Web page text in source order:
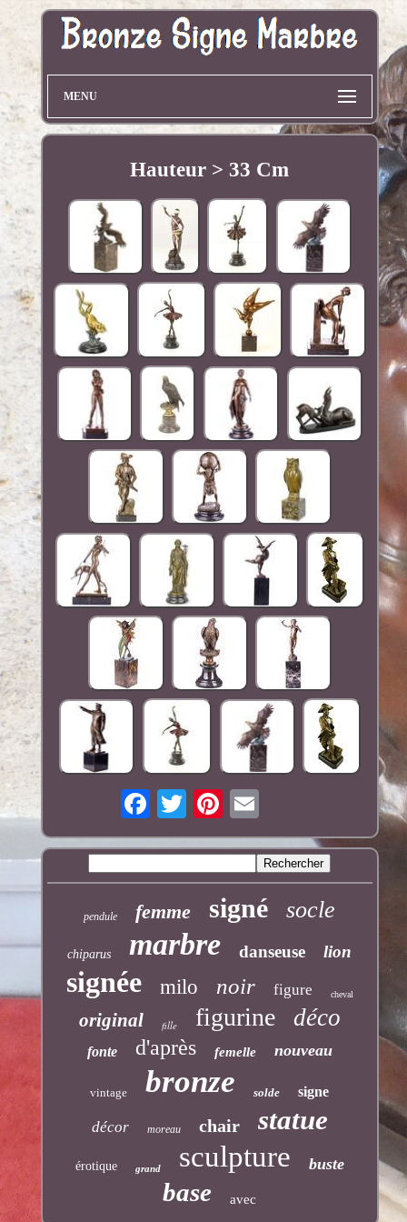
MENU
Hauteur > 33 Cm
pendule femme signé socle
chiparus marbre danseuse lion
signée milo noir figure cheval
original fille figurine déco
fonte d'après femelle nouveau
vintage bronze solde signe
décor moreau chair statue
érotique grand sculpture buste
base avec